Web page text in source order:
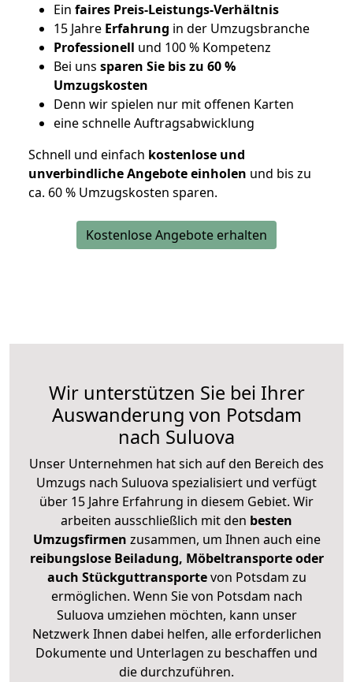
Ein faires Preis-Leistungs-Verhältnis
15 Jahre Erfahrung in der Umzugsbranche
Professionell und 100 % Kompetenz
Bei uns sparen Sie bis zu 60 %
Umzugskosten
Denn wir spielen nur mit offenen Karten
eine schnelle Auftragsabwicklung
Schnell und einfach kostenlose und
unverbindliche Angebote einholen und bis zu
ca. 60 % Umzugskosten sparen.
Kostenlose Angebote erhalten
Wir unterstützen Sie bei Ihrer
Auswanderung von Potsdam
nach Suluova
Unser Unternehmen hat sich auf den Bereich des
Umzugs nach Suluova spezialisiert und verfügt
über 15 Jahre Erfahrung in diesem Gebiet. Wir
arbeiten ausschließlich mit den besten
Umzugsfirmen zusammen, um Ihnen auch eine
reibungslose Beiladung, Möbeltransporte oder
auch Stückguttransportevon Potsdam zu
ermöglichen. Wenn Sie von Potsdam nach
Suluova umziehen möchten, kann unser
Netzwerk Ihnen dabei helfen, alle erforderlichen
Dokumente und Unterlagen zu beschaffen und
die durchzuführen.